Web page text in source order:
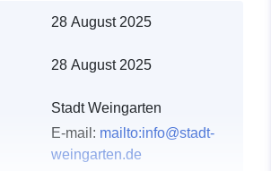
28 August 2025
28 August 2025
Stadt Weingarten
E-mail: mailto:info@stadt-
weingarten.de